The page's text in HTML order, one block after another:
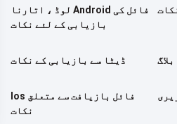
لوڈ ، اتارنا Android فائل کی
بازیابی کے لئے نکات
ڈیٹا سے بازیابی کے نکات بلاگ
Ios فائل بازیافت سے متعلق
نکات